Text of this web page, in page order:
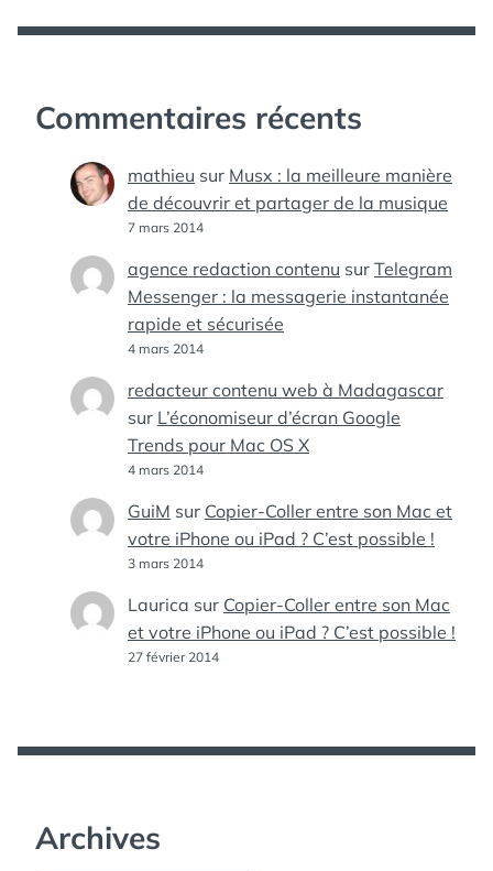
Commentaires récents
mathieu sur Musx : la meilleure manière
de découvrir et partager de la musique
7 mars 2014
agence redaction contenu sur Telegram
Messenger : la messagerie instantanée
rapide et sécurisée
4 mars 2014
redacteur contenu web à Madagascar
sur L’économiseur d’écran Google
Trends pour Mac OS X
4 mars 2014
GuiM sur Copier-Coller entre son Mac et
votre iPhone ou iPad ? C’est possible !
3 mars 2014
Laurica sur Copier-Coller entre son Mac
et votre iPhone ou iPad ? C’est possible !
27 février 2014
Archives